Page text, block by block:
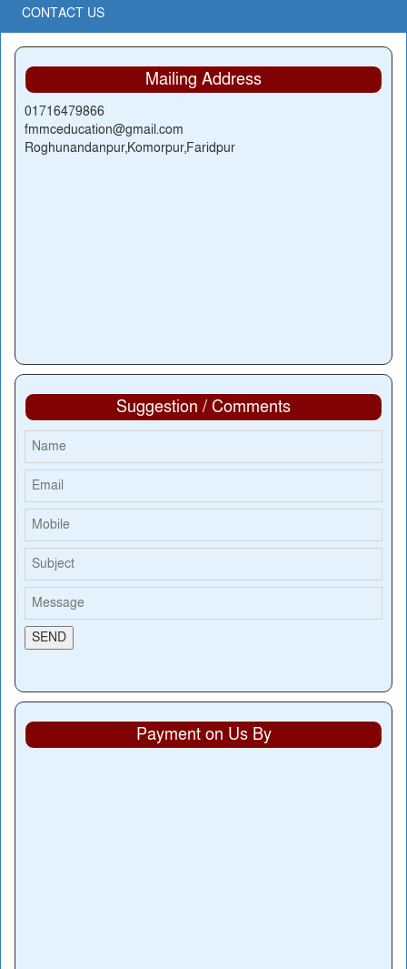
CONTACT US
Mailing Address
01716479866
fmmceducation@gmail.com
Roghunandanpur,Komorpur,Faridpur
Suggestion / Comments
Payment on Us By